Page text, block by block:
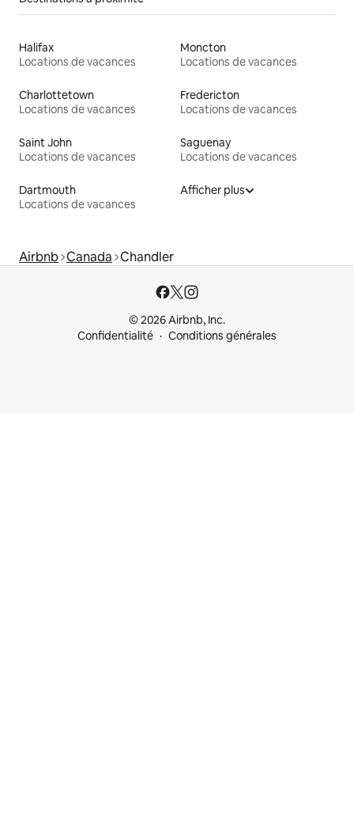
Halifax
Locations de vacances
Moncton
Locations de vacances
Charlottetown
Locations de vacances
Fredericton
Locations de vacances
Saint John
Locations de vacances
Saguenay
Locations de vacances
Dartmouth
Locations de vacances
Afficher plus
Airbnb Canada Chandler
© 2026 Airbnb, Inc.
Confidentialité
Conditions générales